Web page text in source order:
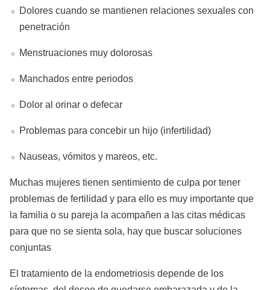
Dolores cuando se mantienen relaciones sexuales con
penetración
Menstruaciones muy dolorosas
Manchados entre periodos
Dolor al orinar o defecar
Problemas para concebir un hijo (infertilidad)
Nauseas, vómitos y mareos, etc.
Muchas mujeres tienen sentimiento de culpa por tener
problemas de fertilidad y para ello es muy importante que
la familia o su pareja la acompañen a las citas médicas
para que no se sienta sola, hay que buscar soluciones
conjuntas
El tratamiento de la endometriosis depende de los